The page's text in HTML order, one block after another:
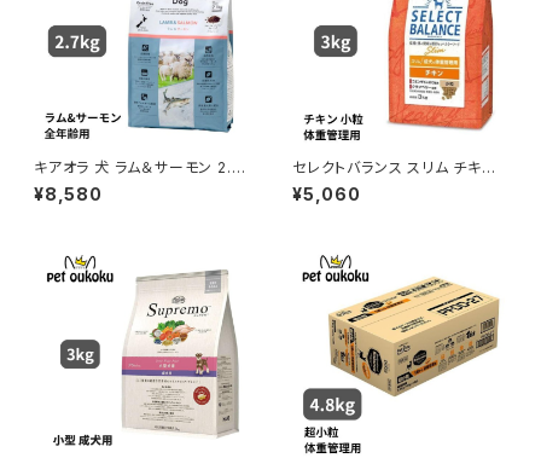
キアオラ 犬 ラム＆サーモン 2.7
kg
¥8,580
セレクトバランス スリム チキン
小粒 成犬用の体重管理用 3kg
¥5,060